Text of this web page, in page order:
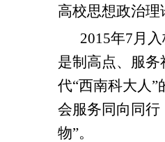
高校思想政治理
2015年7月
是制高点、服
代“西南科大人
会服务同向同行
物”。